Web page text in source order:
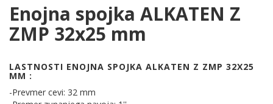
Enojna spojka ALKATEN Z
ZMP 32x25 mm
LASTNOSTI ENOJNA SPOJKA ALKATEN Z ZMP 32X25
MM :
-Prevmer cevi: 32 mm